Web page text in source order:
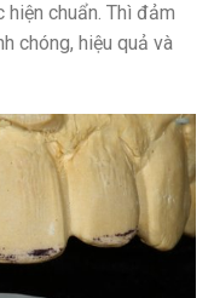
chuẩn. Thì đảm
chóng, hiệu quả và